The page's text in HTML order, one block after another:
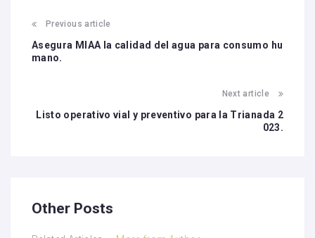
Previous article
Asegura MIAA la calidad del agua para consumo hu
mano.
Next article
Listo operativo vial y preventivo para la Trianada 2
023.
Other Posts